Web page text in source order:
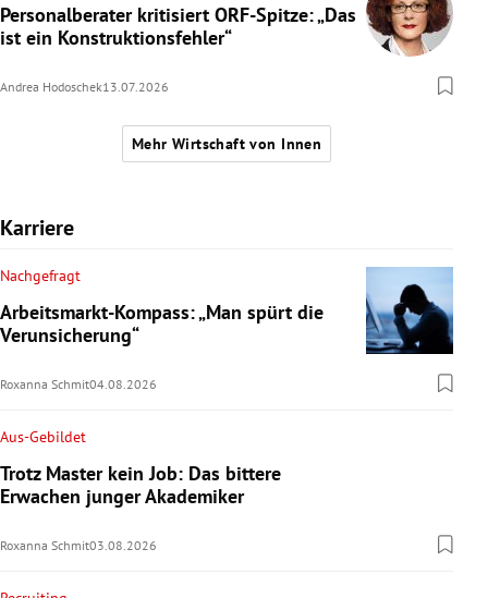
Personalberater kritisiert ORF-Spitze: „Das
ist ein Konstruktionsfehler“
Andrea Hodoschek13.07.2026
Mehr Wirtschaft von Innen
Karriere
Nachgefragt
Arbeitsmarkt-Kompass: „Man spürt die
Verunsicherung“
Roxanna Schmit04.08.2026
Aus-Gebildet
Trotz Master kein Job: Das bittere
Erwachen junger Akademiker
Roxanna Schmit03.08.2026